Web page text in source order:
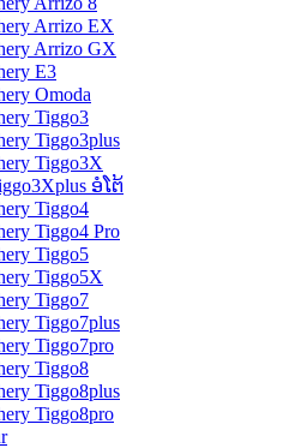
Arrizo EX
Arrizo GX
E3
Omoda
Tiggo3
Tiggo3plus
Tiggo3X
ອໍໂຕ້
Tiggo4
Tiggo4 Pro
Tiggo5
Tiggo5X
Tiggo7
Tiggo7plus
Tiggo7pro
Tiggo8
Tiggo8plus
Tiggo8pro